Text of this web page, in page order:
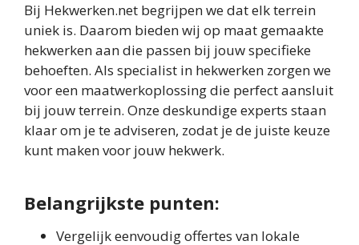
Bij Hekwerken.net begrijpen we dat elk terrein
uniek is. Daarom bieden wij op maat gemaakte
hekwerken aan die passen bij jouw specifieke
behoeften. Als specialist in hekwerken zorgen we
voor een maatwerkoplossing die perfect aansluit
bij jouw terrein. Onze deskundige experts staan
klaar om je te adviseren, zodat je de juiste keuze
kunt maken voor jouw hekwerk.
Belangrijkste punten:
Vergelijk eenvoudig offertes van lokale